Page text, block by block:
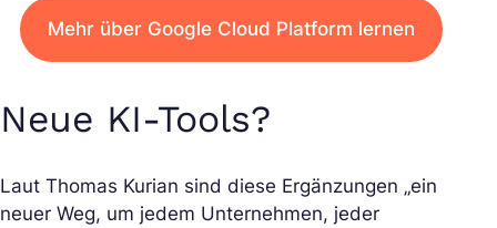
Mehr über Google Cloud Platform lernen
Neue KI-Tools?
Laut Thomas Kurian sind diese Ergänzungen „ein
neuer Weg, um jedem Unternehmen, jeder